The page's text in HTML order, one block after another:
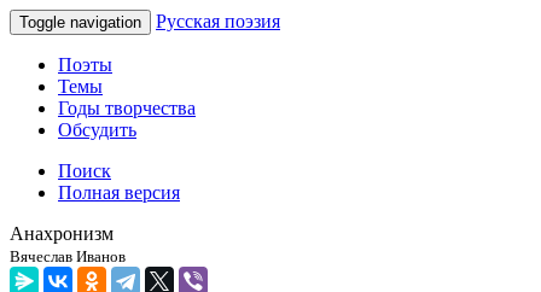
Toggle navigation Русская поэзия
Поэты
Темы
Годы творчества
Обсудить
Поиск
Полная версия
Анахронизм
Вячеслав Иванов